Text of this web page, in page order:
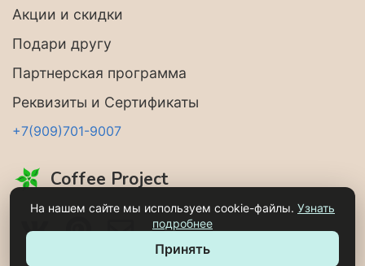
Акции и скидки
Подари другу
Партнерская программа
Реквизиты и Сертификаты
+7(909)701-9007
Coffee Project
На нашем сайте мы используем cookie-файлы. Узнать
подробнее
Принять